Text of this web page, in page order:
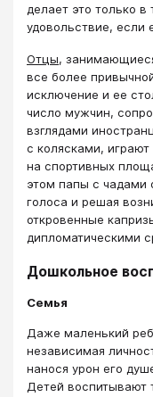
делает это только в
удовольствие, если
Отцы,
все более
исключение и ее
число мужчин,
взглядами
с колясками,
на спортивных
этом папы с чадами
голоса и решая
откровенные
дипломатическими
Дошкольное
Семья
Даже маленький
независимая
нанося урон его
Детей воспитывают